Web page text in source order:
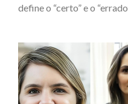
define o “certo” e o